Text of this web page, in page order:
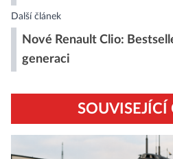
Další článek
Nové Renault Clio:
generaci
SOUVISEJÍCÍ